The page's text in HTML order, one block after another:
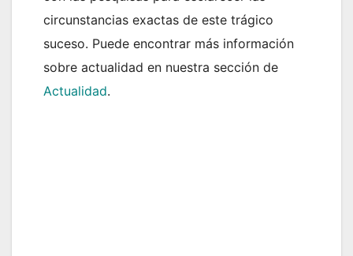
circunstancias exactas de este trágico
suceso. Puede encontrar más información
sobre actualidad en nuestra sección de
Actualidad.